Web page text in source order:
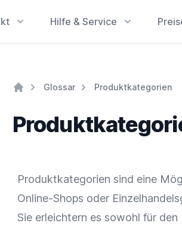
Hilfe & Service
Glossar Produktkategorien
Produktkategorien sind eine
Online-Shops oder
Sie erleichtern es sowohl für